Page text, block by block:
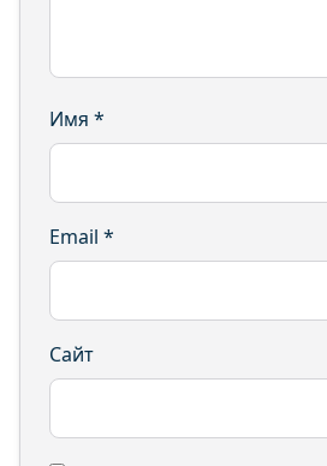
Имя *
Email *
Сайт